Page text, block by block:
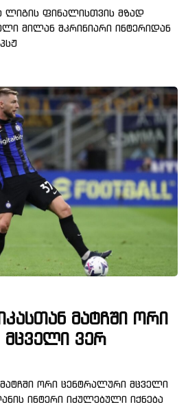
ლიგის ფინალისთვის მზად
მილან შკრინიარი ინტერიდან
მატჩში ორი
ვერ
ორი ცენტრალური მცველი
ინტერი იძულებული იქნება